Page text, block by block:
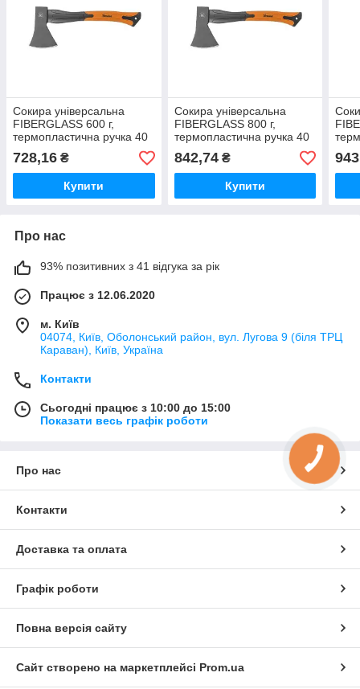
Сокира універсальна
FIBERGLASS 600 г,
термопластична ручка 40
см KT-SF1060 Польща
728,16 ₴
Купити
Сокира універсальна
FIBERGLASS 800 г,
термопластична ручка 40
см KT-SF1080 Польща
842,74₴
Купити
см
Про нас
93% позитивних з 41 відгука за рік
Працює з 12.06.2020
м. Київ
04074, Київ, Оболонський район, вул. Лугова 9 (біля ТРЦ
Караван), Київ, Україна
Контакти
Сьогодні працює з 10:00 до 15:00
Показати весь графік роботи
Про нас
Контакти
Доставка та оплата
Графік роботи
Повна версія сайту
Сайт створено на маркетплейсі Prom.ua
КНОПКА
ЗВ'ЯЗКУ